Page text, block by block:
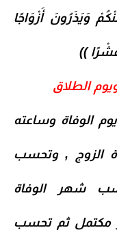
وَيَذَرُونَ أَزْوَاجًا
))
الطلاق
الوفاة وساعته
الزوج , وتحسب
شهر الوفاة
مكتمل ثم تحسب